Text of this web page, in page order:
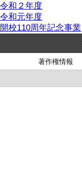
令和２年度
令和元年度
開校110周年記念事業
著作権情報